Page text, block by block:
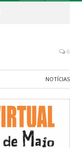
0
NOTÍCIAS